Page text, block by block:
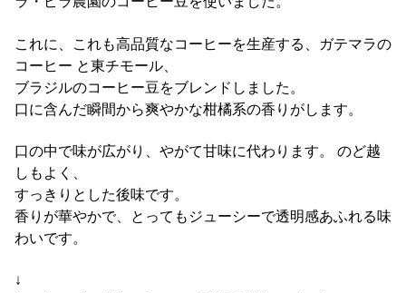
これに、これも高品質なコーヒーを生産する、ガテマラの
コーヒー と東チモール、
ブラジルのコーヒー豆をブレンドしました。
口に含んだ瞬間から爽やかな柑橘系の香りがします。
口の中で味が広がり、やがて甘味に代わります。 のど越
しもよく、
すっきりとした後味です。
香りが華やかで、とってもジューシーで透明感あふれる味
わいです。
↓